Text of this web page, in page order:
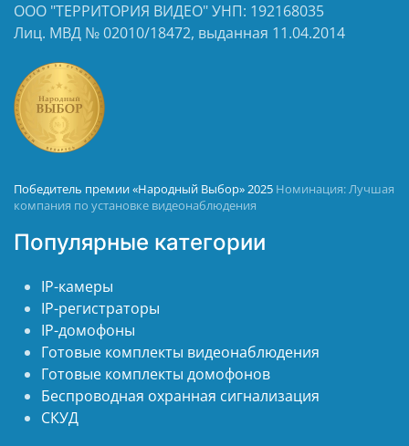
ООО "ТЕРРИТОРИЯ ВИДЕО" УНП: 192168035
Лиц. МВД № 02010/18472, выданная 11.04.2014
Победитель премии «Народный Выбор» 2025 Номинация: Лучшая
компания по установке видеонаблюдения
Популярные категории
IP-камеры
IP-регистраторы
IP-домофоны
Готовые комплекты видеонаблюдения
Готовые комплекты домофонов
Беспроводная охранная сигнализация
СКУД